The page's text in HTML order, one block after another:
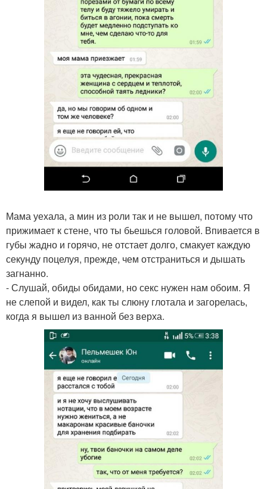
Мама уехала, а мин из роли так и не вышел, потому что
прижимает к стене, что ты бьешься головой. Впивается в
губы жадно и горячо, не отстает долго, смакует каждую
секунду поцелуя, прежде, чем отстраниться и дышать
загнанно.
- Слушай, обиды обидами, но секс нужен нам обоим. Я
не слепой и видел, как ты слюну глотала и загорелась,
когда я вышел из ванной без верха.